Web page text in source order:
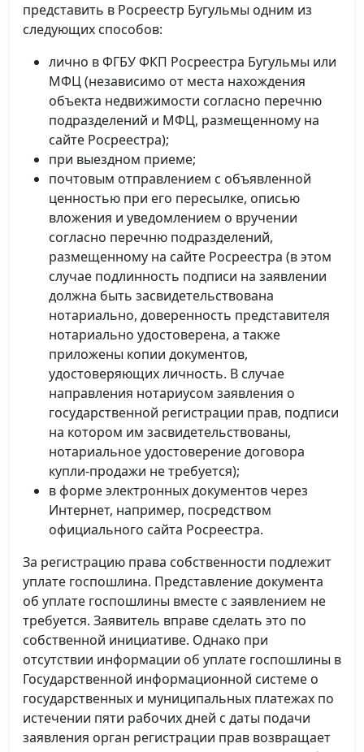
представить в Росреестр Бугульмы одним из
следующих способов:
лично в ФГБУ ФКП Росреестра Бугульмы или
МФЦ (независимо от места нахождения
объекта недвижимости согласно перечню
подразделений и МФЦ, размещенному на
сайте Росреестра);
при выездном приеме;
почтовым отправлением с объявленной
ценностью при его пересылке, описью
вложения и уведомлением о вручении
согласно перечню подразделений,
размещенному на сайте Росреестра (в этом
случае подлинность подписи на заявлении
должна быть засвидетельствована
нотариально, доверенность представителя
нотариально удостоверена, а также
приложены копии документов,
удостоверяющих личность. В случае
направления нотариусом заявления о
государственной регистрации прав, подписи
на котором им засвидетельствованы,
нотариальное удостоверение договора
купли-продажи не требуется);
в форме электронных документов через
Интернет, например, посредством
официального сайта Росреестра.
За регистрацию права собственности подлежит
уплате госпошлина. Представление документа
об уплате госпошлины вместе с заявлением не
требуется. Заявитель вправе сделать это по
собственной инициативе. Однако при
отсутствии информации об уплате госпошлины в
Государственной информационной системе о
государственных и муниципальных платежах по
истечении пяти рабочих дней с даты подачи
заявления орган регистрации прав возвращает